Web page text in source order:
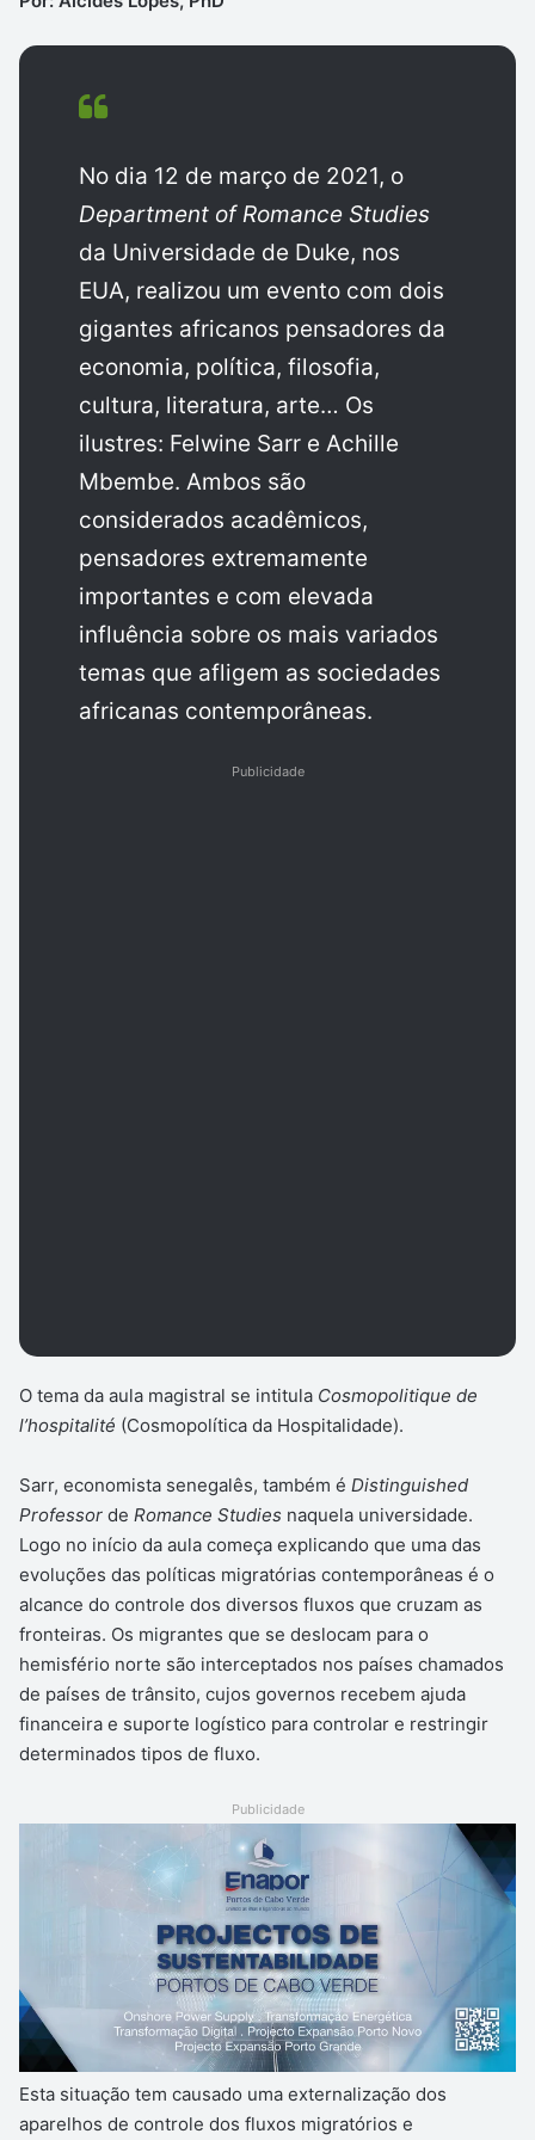
No dia 12 de março de 2021, o
Department of Romance Studies
da Universidade de Duke, nos
EUA, realizou um evento com dois
gigantes africanos pensadores da
economia, política, filosofia,
cultura, literatura, arte… Os
ilustres: Felwine Sarr e Achille
Mbembe. Ambos são
considerados acadêmicos,
pensadores extremamente
importantes e com elevada
influência sobre os mais variados
temas que afligem as sociedades
africanas contemporâneas.
Publicidade
O tema da aula magistral se intitula Cosmopolitique de
l’hospitalité (Cosmopolítica da Hospitalidade).
Sarr, economista senegalês, também é Distinguished
Professor de Romance Studies naquela universidade.
Logo no início da aula começa explicando que uma das
evoluções das políticas migratórias contemporâneas é o
alcance do controle dos diversos fluxos que cruzam as
fronteiras. Os migrantes que se deslocam para o
hemisfério norte são interceptados nos países chamados
de países de trânsito, cujos governos recebem ajuda
financeira e suporte logístico para controlar e restringir
determinados tipos de fluxo.
Publicidade
Esta situação tem causado uma externalização dos
aparelhos de controle dos fluxos migratórios e